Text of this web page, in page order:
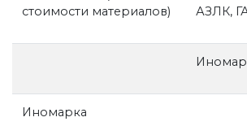
стоимости материалов)
АЗЛК,
Иномарка